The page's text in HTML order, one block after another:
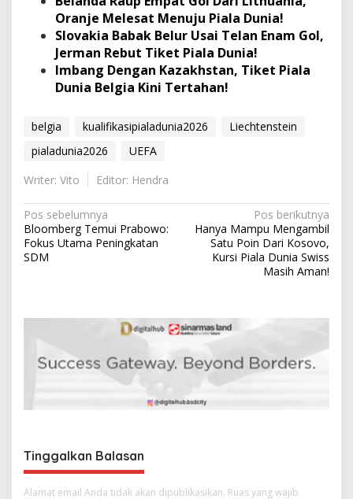
Oranje Melesat Menuju Piala Dunia!
Slovakia Babak Belur Usai Telan Enam Gol,
Jerman Rebut Tiket Piala Dunia!
Imbang Dengan Kazakhstan, Tiket Piala
Dunia Belgia Kini Tertahan!
belgia kualifikasipialadunia2026
Liechtenstein
pialadunia2026
UEFA
Writer: Vito
Editor: Hendra
N
a
v
o
Pos sebelumnya
Bloomberg Temui Prabowo:
Fokus Utama Peningkatan
SDM
Pos berikutnya
Hanya Mampu Mengambil
Satu Poin Dari Kosovo,
Kursi Piala Dunia Swiss
Masih Aman!
Tinggalkan Balasan
Alamat email Anda tidak akan dipublikasikan. Ruas yang wajib